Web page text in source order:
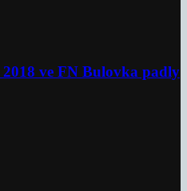
ve FN Bulovka padly